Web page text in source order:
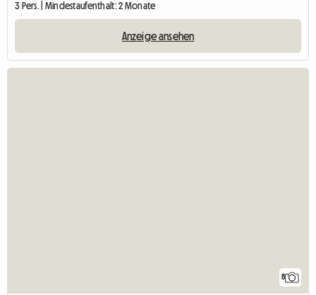
3 Pers. | Mindestaufenthalt: 2 Monate
Anzeige ansehen
8